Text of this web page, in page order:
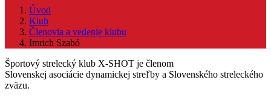
Úvod
Klub
Členovia a vedenie klubu
Imrich Szabó
Športový strelecký klub X-SHOT je členom
Slovenskej asociácie dynamickej streľby a Slovenského streleckého
zväzu.